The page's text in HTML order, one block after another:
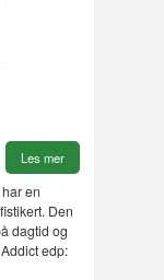
Les mer
en
Den
dagtid og
edp: